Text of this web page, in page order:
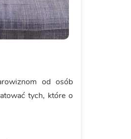
od osób
tych, które o